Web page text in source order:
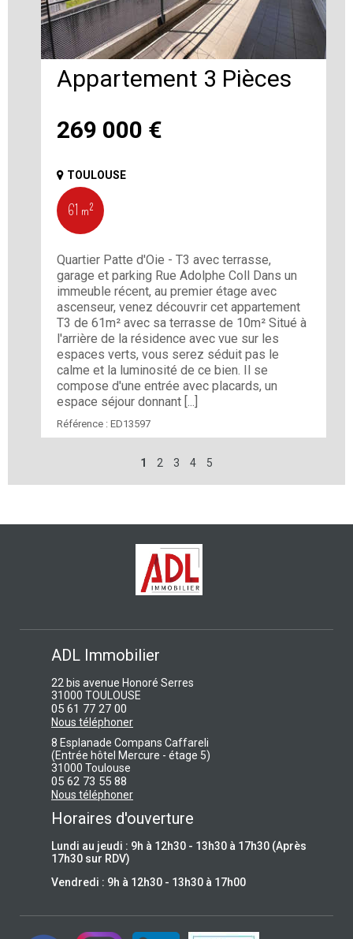
269 000 €
Appartement 3 Pièces
TOULOUSE
61 m²
Quartier Patte d'Oie - T3 avec terrasse,
garage et parking Rue Adolphe Coll Dans un
immeuble récent, au premier étage avec
ascenseur, venez découvrir cet appartement
T3 de 61m² avec sa terrasse de 10m² Situé à
l'arrière de la résidence avec vue sur les
espaces verts, vous serez séduit pas le
calme et la luminosité de ce bien. Il se
compose d'une entrée avec placards, un
espace séjour donnant [...]
Référence : ED13597
1 2 3 4 5
ADL Immobilier
22 bis avenue Honoré Serres
31000 TOULOUSE
05 61 77 27 00
Nous téléphoner
8 Esplanade Compans Caffareli
(Entrée hôtel Mercure - étage 5)
31000 Toulouse
05 62 73 55 88
Nous téléphoner
Horaires d'ouverture
Lundi au jeudi : 9h à 12h30 - 13h30 à 17h30 (Après
17h30 sur RDV)
Vendredi : 9h à 12h30 - 13h30 à 17h00